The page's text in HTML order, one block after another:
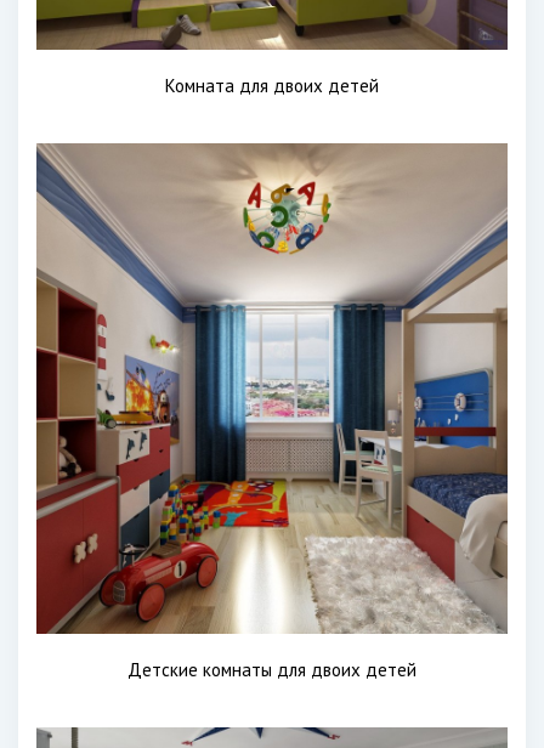
Комната для двоих детей
Детские комнаты для двоих детей